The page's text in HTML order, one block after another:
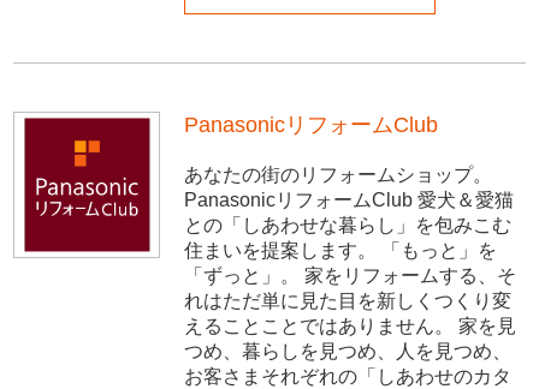
PanasonicリフォームClub
あなたの街のリフォームショップ。
PanasonicリフォームClub 愛犬＆愛猫
との「しあわせな暮らし」を包みこむ
住まいを提案します。 「もっと」を
「ずっと」。 家をリフォームする、そ
れはただ単に見た目を新しくつくり変
えることことではありません。 家を見
つめ、暮らしを見つめ、人を見つめ、
お客さまそれぞれの「しあわせのカタ